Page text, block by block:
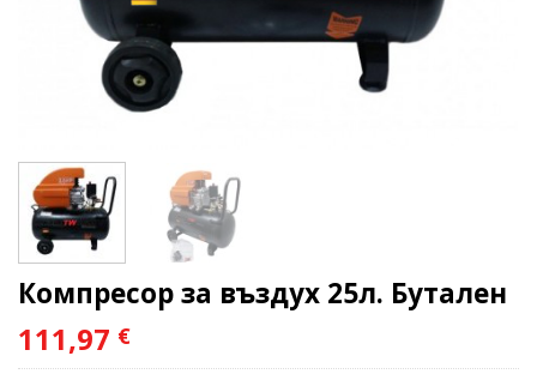
Компресор за въздух 25л. Бутален
111,97 €